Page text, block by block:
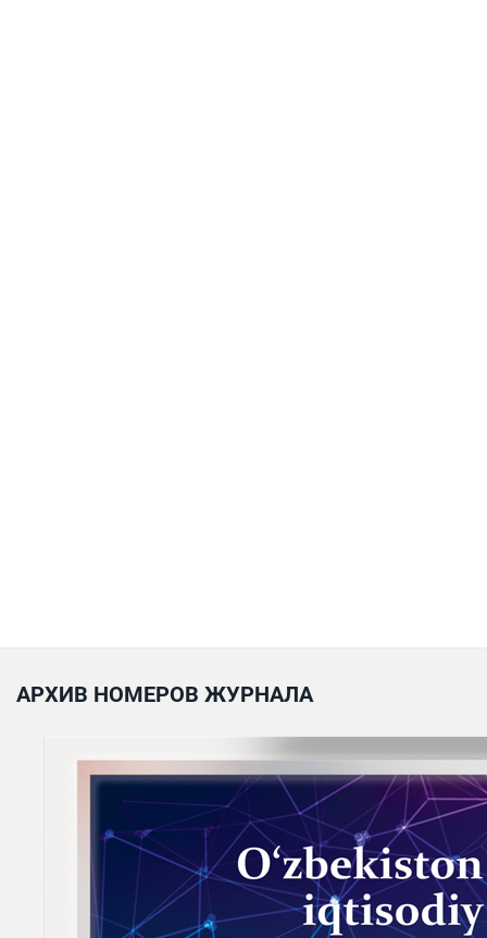
АРХИВ НОМЕРОВ ЖУРНАЛА